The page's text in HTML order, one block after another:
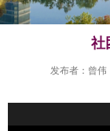
社
发布者：曾伟